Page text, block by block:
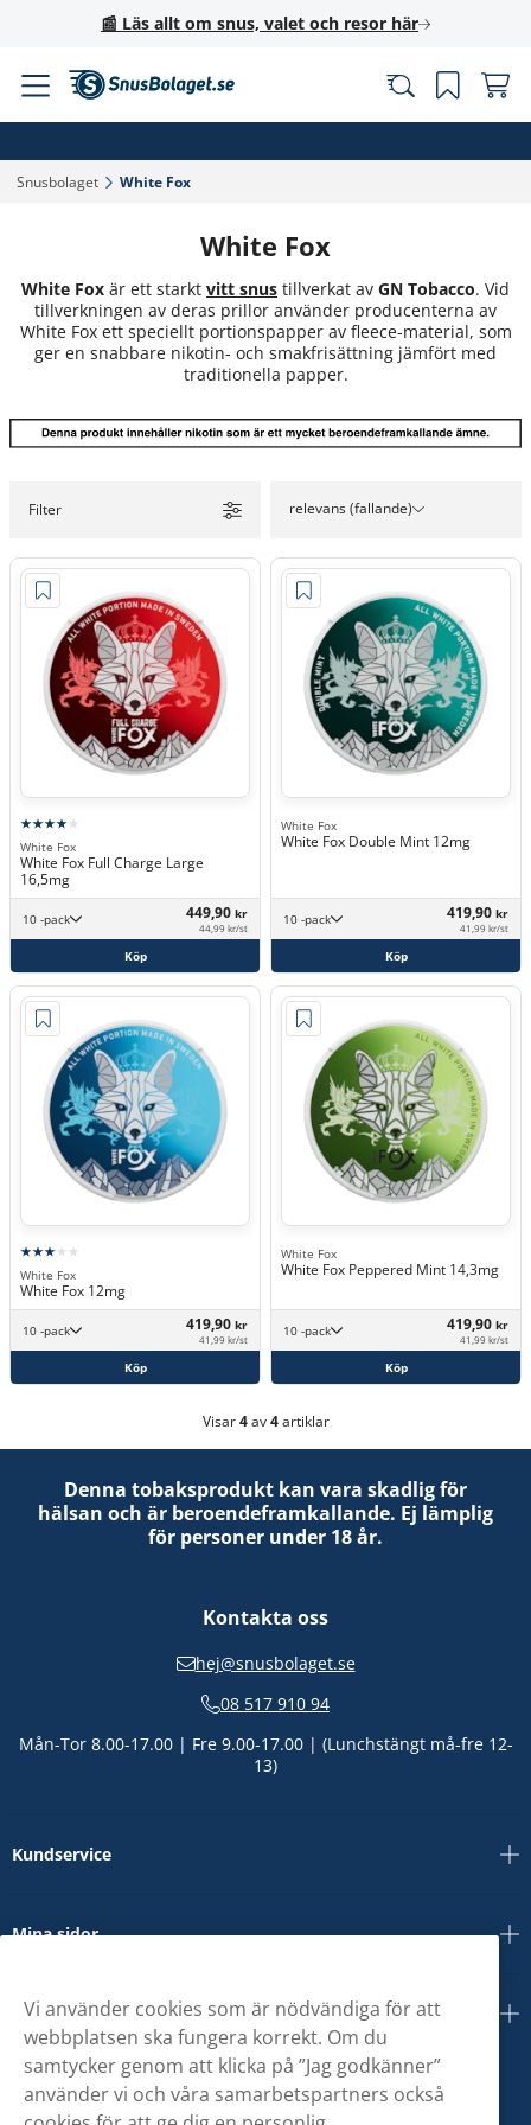
📰 Läs allt om snus, valet och resor här
Snusbolaget‎ White Fox‎
White Fox
White Fox är ett starkt vitt snus tillverkat av GN Tobacco. Vid
tillverkningen av deras prillor använder producenterna av
White Fox ett speciellt portionspapper av fleece-material, som
ger en snabbare nikotin- och smakfrisättning jämfört med
traditionella papper.
Filter relevans (fallande)
White Fox
White Fox Full Charge Large
16,5mg
10 -pack 449,90 kr
44,99 kr/st
Köp
White Fox
White Fox Double Mint 12mg
10 -pack 419,90 kr
41,99 kr/st
Köp
White Fox
White Fox 12mg
10 -pack 419,90 kr
41,99 kr/st
Köp
White Fox
White Fox Peppered Mint 14,3mg
10 -pack 419,90 kr
41,99 kr/st
Köp
Visar4av4artiklar
Denna tobaksprodukt kan vara skadlig för
hälsan och är beroendeframkallande. Ej lämplig
för personer under 18 år.
Kontakta oss
hej@snusbolaget.se
08 517 910 94
Mån-Tor 8.00-17.00 | Fre 9.00-17.00 | (Lunchstängt må-fre 12-
13)
Kundservice
Mina sidor
Om oss
Vi använder cookies som är nödvändiga för att
webbplatsen ska fungera korrekt. Om du
samtycker genom att klicka på ”Jag godkänner”
använder vi och våra samarbetspartners också